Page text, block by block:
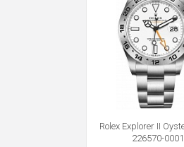
Rolex Explorer II
226570-0001
Получать